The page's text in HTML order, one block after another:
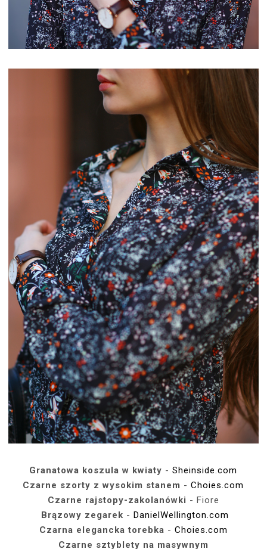
Granatowa koszula w kwiaty -Sheinside.com
Czarne szorty z wysokim stanem -Choies.com
Czarne rajstopy-zakolanówki - Fiore
Brązowy zegarek - DanielWellington.com
Czarna elegancka torebka - Choies.com
Czarne sztyblety na masywnym